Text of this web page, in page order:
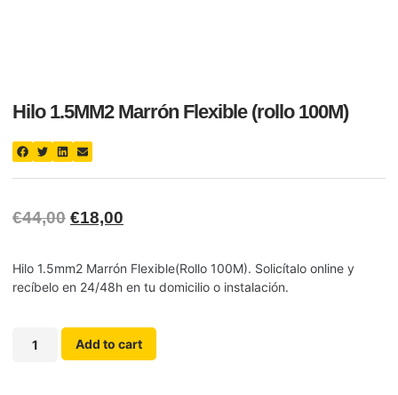
Hilo 1.5MM2 Marrón Flexible (rollo 100M)
€44,00 €18,00
Hilo 1.5mm2 Marrón Flexible(Rollo 100M). Solicítalo online y
recíbelo en 24/48h en tu domicilio o instalación.
Add to cart